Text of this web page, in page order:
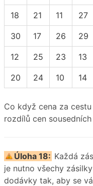
18 21 11 27
30 17 26 29
12 25 23 13
20 24 10 14
Co když cena za
rozdílů cen
Úloha 18: Každá
je nutno všechy
dodávky tak, aby se